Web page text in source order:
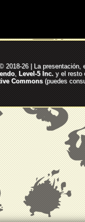
2018-26 | La presentación,
, Level-5 Inc. y el resto
Commons(puedes